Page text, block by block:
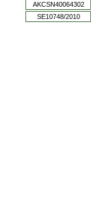
AKCSN40064302
SE10748/2010